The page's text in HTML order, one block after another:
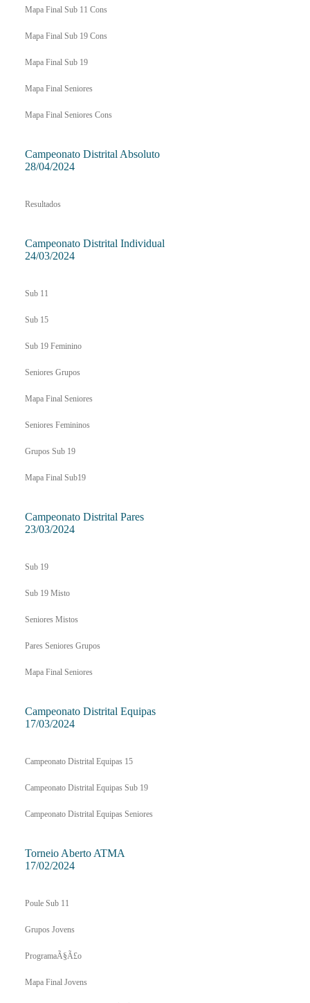
Mapa Final Sub 11 Cons
Mapa Final Sub 19 Cons
Mapa Final Sub 19
Mapa Final Seniores
Mapa Final Seniores Cons
Campeonato Distrital Absoluto
28/04/2024
Resultados
Campeonato Distrital Individual
24/03/2024
Sub 11
Sub 15
Sub 19 Feminino
Seniores Grupos
Mapa Final Seniores
Seniores Femininos
Grupos Sub 19
Mapa Final Sub19
Campeonato Distrital Pares
23/03/2024
Sub 19
Sub 19 Misto
Seniores Mistos
Pares Seniores Grupos
Mapa Final Seniores
Campeonato Distrital Equipas
17/03/2024
Campeonato Distrital Equipas 15
Campeonato Distrital Equipas Sub 19
Campeonato Distrital Equipas Seniores
Torneio Aberto ATMA
17/02/2024
Poule Sub 11
Grupos Jovens
ProgramaÃ§Ã£o
Mapa Final Jovens